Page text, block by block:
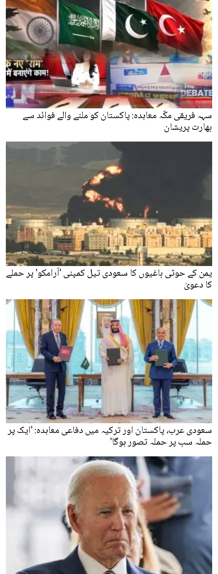
سہہ فریقی مکّہ معاہدہ: پاکستان کو ملنے والے فوائد سے
بھارت پریشان
یمن کے حوثی باغیوں کا سعودی تیل کمپنی 'آرامکو' پر حملے
کا دعویٰ
سعودی عرب، پاکستان اور ترکیہ میں دفاعی معاہدہ: 'ایک پر
حملہ سب پر حملہ تصور ہوگا'